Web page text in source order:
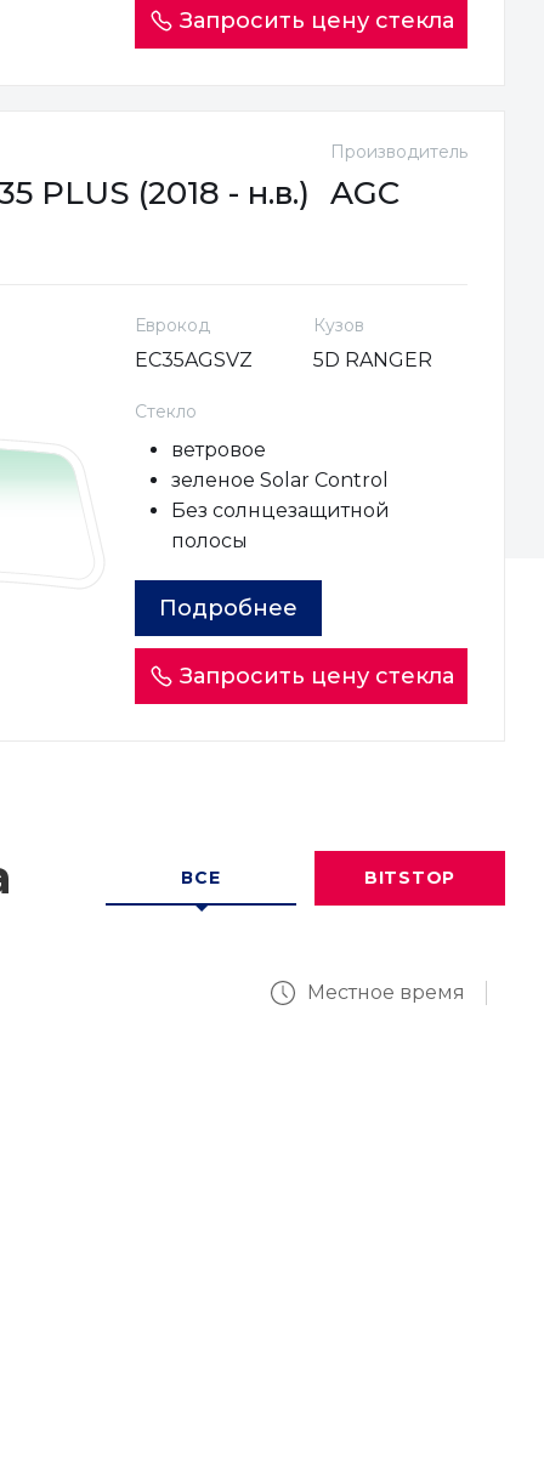
Запросить цену стекла
PLUS (2018 - н.в.)
Производитель
AGC
Еврокод
EC35AGSVZ
Кузов
5D RANGER
Стекло
ветровое
зеленое Solar Control
Без солнцезащитной
полосы
Подробнее
Запросить цену стекла
ВСЕ BITSTOP
Местное время